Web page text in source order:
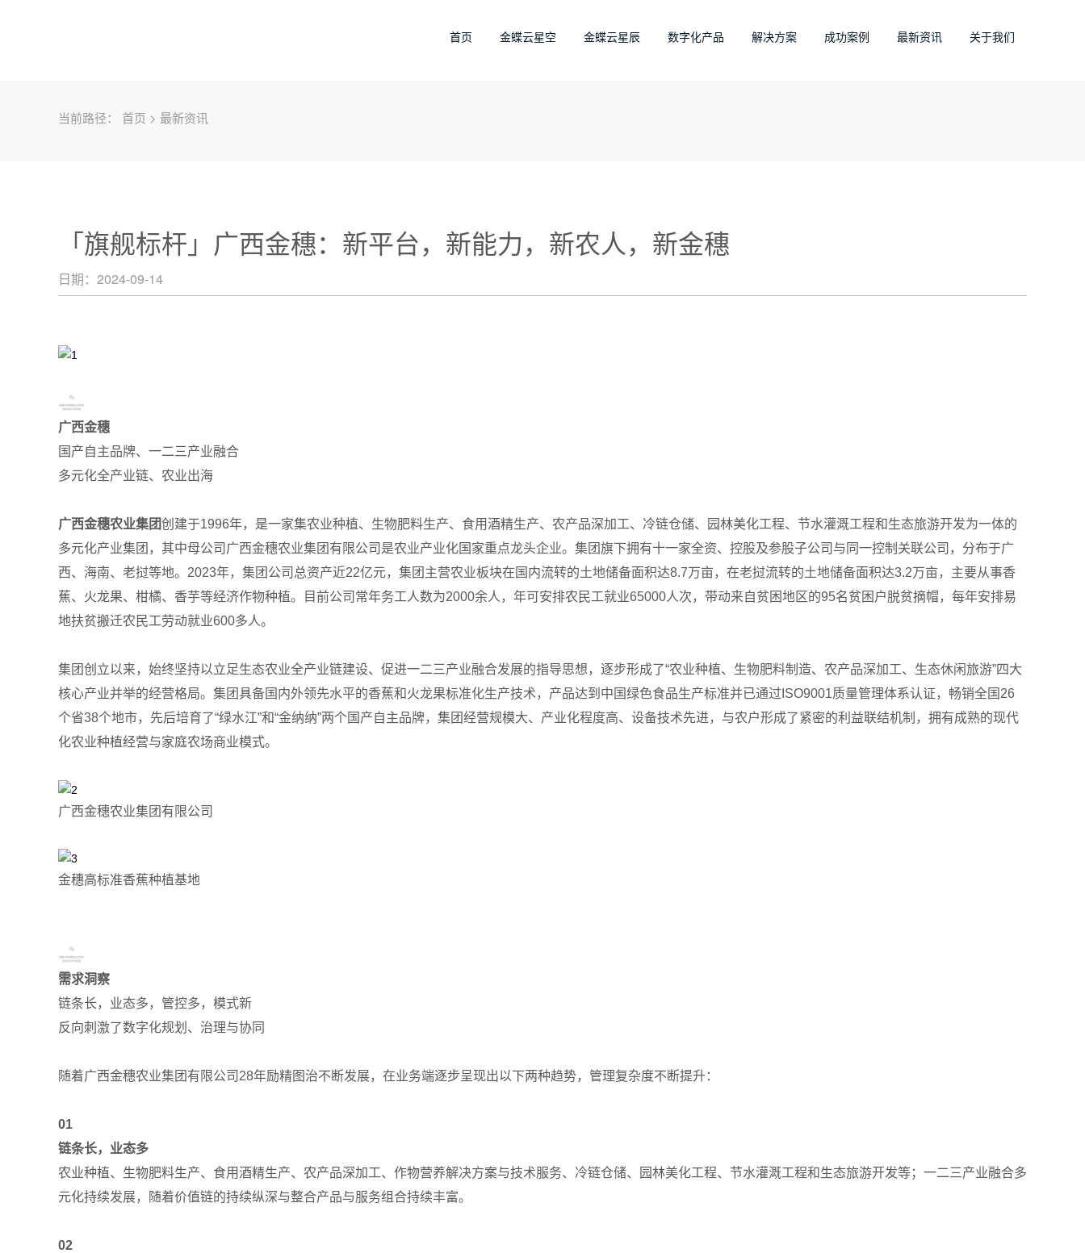
首页 金蝶云星空 金蝶云星辰 数字化产品 解决方案 成功案例 最新资讯 关于我们
当前路径： 首页 > 最新资讯
「旗舰标杆」广西金穗：新平台，新能力，新农人，新金穗
日期：2024-09-14
广西金穗
国产自主品牌、一二三产业融合
多元化全产业链、农业出海
广西金穗农业集团创建于1996年，是一家集农业种植、生物肥料生产、食用酒精生产、农产品深加工、冷链仓储、园林美化工程、节水灌溉工程和生态旅游开发为一体的
多元化产业集团，其中母公司广西金穗农业集团有限公司是农业产业化国家重点龙头企业。集团旗下拥有十一家全资、控股及参股子公司与同一控制关联公司，分布于广
西、海南、老挝等地。2023年，集团公司总资产近22亿元，集团主营农业板块在国内流转的土地储备面积达8.7万亩，在老挝流转的土地储备面积达3.2万亩，主要从事香
蕉、火龙果、柑橘、香芋等经济作物种植。目前公司常年务工人数为2000余人，年可安排农民工就业65000人次，带动来自贫困地区的95名贫困户脱贫摘帽，每年安排易
地扶贫搬迁农民工劳动就业600多人。
集团创立以来，始终坚持以立足生态农业全产业链建设、促进一二三产业融合发展的指导思想，逐步形成了“农业种植、生物肥料制造、农产品深加工、生态休闲旅游”四大
核心产业并举的经营格局。集团具备国内外领先水平的香蕉和火龙果标准化生产技术，产品达到中国绿色食品生产标准并已通过ISO9001质量管理体系认证，畅销全国26
个省38个地市，先后培育了“绿水江”和“金纳纳”两个国产自主品牌，集团经营规模大、产业化程度高、设备技术先进，与农户形成了紧密的利益联结机制，拥有成熟的现代
化农业种植经营与家庭农场商业模式。
广西金穗农业集团有限公司
金穗高标准香蕉种植基地
需求洞察
链条长，业态多，管控多，模式新
反向刺激了数字化规划、治理与协同
随着广西金穗农业集团有限公司28年励精图治不断发展，在业务端逐步呈现出以下两种趋势，管理复杂度不断提升：
01
链条长，业态多
农业种植、生物肥料生产、食用酒精生产、农产品深加工、作物营养解决方案与技术服务、冷链仓储、园林美化工程、节水灌溉工程和生态旅游开发等；一二三产业融合多
元化持续发展，随着价值链的持续纵深与整合产品与服务组合持续丰富。
02